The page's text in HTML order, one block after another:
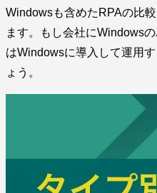
Windowsも含めたRPAの比
ます。もし会社にWindows
はWindowsに導入して運用
ょう。